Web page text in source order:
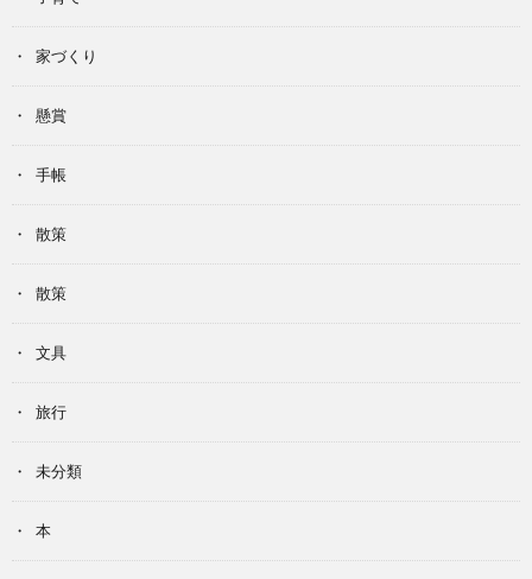
家づくり
懸賞
手帳
散策
散策
文具
旅行
未分類
本